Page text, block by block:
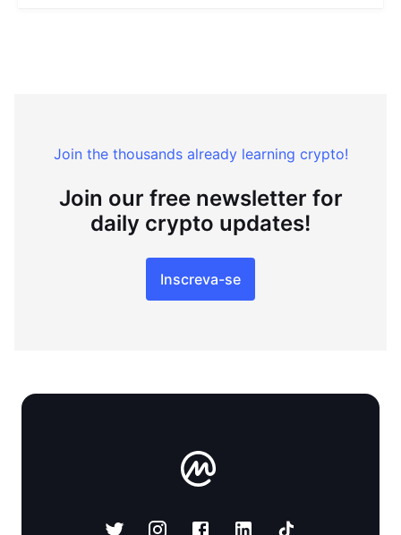
Join the thousands already learning crypto!
Join our free newsletter for
daily crypto updates!
Inscreva-se